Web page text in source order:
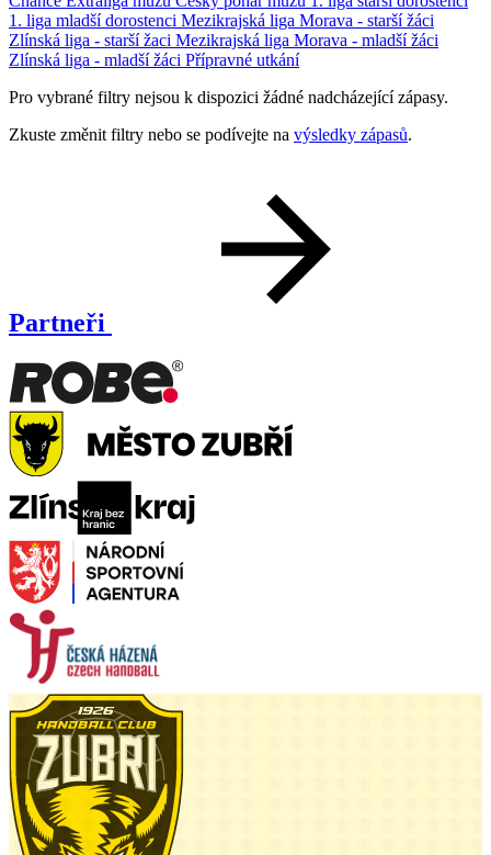
1. liga mladší dorostenci Mezikrajská liga Morava - starší žáci
Zlínská liga - starší žaci Mezikrajská liga Morava - mladší žáci
Zlínská liga - mladší žáci Přípravné utkání
Pro vybrané filtry nejsou k dispozici žádné nadcházející zápasy.
Zkuste změnit filtry nebo se podívejte na výsledky zápasů.
Partneři